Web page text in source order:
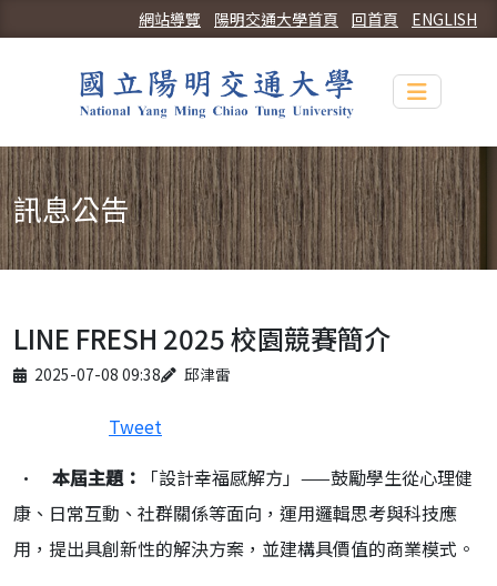
ENGLISH
回首頁
陽明交通大學首頁
網站導覽
Toggle
訊息公告
LINE FRESH 2025 校園競賽簡介
Published on
2025-07-08 09:38
Author 邱津雷
Tweet
· 本屆主題：
「設計幸福感解方」——鼓勵學生從心理健
康、 日常互動、社群關係等面向，運用邏輯思考與科技應
用， 提出具創新性的解決方案，並建構具價值的商業模式。